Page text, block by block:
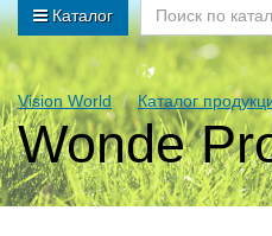
Каталог
Vision World Каталог
Wonde